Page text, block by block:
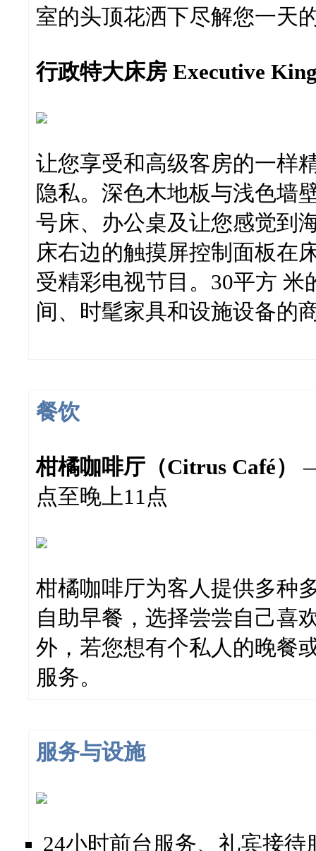
室的头顶花洒下尽解您一天
行政特大床房 Executive
让您享受和高级客房的一样
隐私。深色木地板与浅色墙
号床、办公桌及让您感觉到
床右边的触摸屏控制面板在
受精彩电视节目。30平方
间、时髦家具和设施设备的
餐饮
柑橘咖啡厅（Citrus Café）
点至晚上11点
柑橘咖啡厅为客人提供多种
自助早餐，选择尝尝自己喜
外，若您想有个私人的晚餐
服务。
服务与设施
24小时前台服务、礼宾接待